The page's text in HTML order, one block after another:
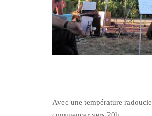
Avec une température